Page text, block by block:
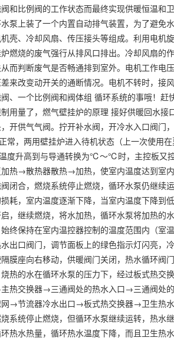
和比例阀的工作状态而最终实现供暖恒温
泵上装了一个内置自动排气装置，为了避
壳、冷却风扇、传压接头等组成。利用电机
燃烧的废气强行从排风口排出。冷却风扇的
而判断废气是否畅通排到室外。电机工作
来改变动开关的通断情况。电机不转时，
、一个比例阀和阀体组 循环系统的事哦！
用量了，燃气壁挂炉的原理 接好供暖回水
开供气气阀。拧开补水阀，开冷水入口阀门
正常，两用壁挂炉进入待机状态（上一次使
度升高到与导通转换为℃～℃时，主控板又
热→散热器散热→加热，使室内温度达到室
闭合，燃烧系统停止燃烧，循环水泵仍继
耗，室内温度逐渐下降，当室内温度下降到
，继续燃烧，将水加热，循环水泵将加热的
保持在室内温控器控制的温度范围内（室
出口阀门，调节面板上的绿色指示灯闪亮，
膜座向右移动，供暖阀门关闭，热水循环阀
热的水在循环水泵的压力下，经过板式热交
热交换器→三通阀处的热水入口→三通阀处
→节流器冷水出口→板式热交换器→卫生热水
系统停止燃烧，但循环水泵继续运转，热水
热水热量，循环热水温度下降，而且卫生热